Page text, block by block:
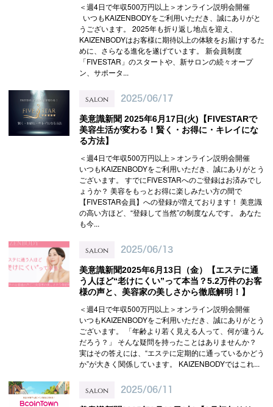
＜週4日で年収500万円以上＞オンライン説明会開催
いつもKAIZENBODYをご利用いただき、誠にありがと
うございます。 2025年も折り返し地点を迎え、
KAIZENBODYはお客様に期待以上の体験をお届けするた
めに、さらなる進化を遂げています。 新会員制度
「FIVESTAR」のスタートや、新サロンの続々オープ
ン、サポータ...
salon 2025/06/17
美意識新聞 2025年6月17日(火)【FIVESTARで
美容生活が変わる！賢く・お得に・キレイにな
る方法】
＜週4日で年収500万円以上＞オンライン説明会開催
いつもKAIZENBODYをご利用いただき、誠にありがとう
ございます。 すでにFIVESTARへのご登録はお済みでし
ょうか？ 美容をもっとお得に楽しみたい方の間で
【FIVESTAR会員】への登録が増えております！ 美意識
の高い方ほど、“登録して当然”の制度なんです。 あなた
も今...
salon 2025/06/13
美意識新聞2025年6月13日（金）【エステに通
う人ほど“老けにくい”って本当？5.2万件のお客
様の声と、美容家の美しさから徹底解明！】
＜週4日で年収500万円以上＞オンライン説明会開催
いつもKAIZENBODYをご利用いただき、誠にありがとう
ございます。 「年齢より若く見える人って、何が違うん
だろう？」 そんな疑問を持ったことはありませんか？
実はその答えには、“エステに定期的に通っているかどう
か”が大きく関係しています。 KAIZENBODYではこれ...
salon 2025/06/11